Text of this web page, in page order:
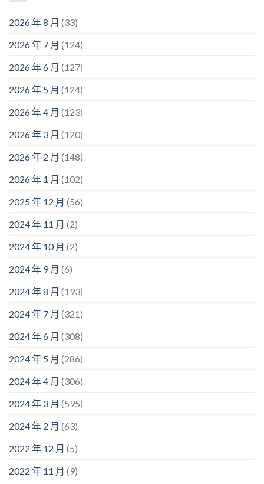
2026 年 8 月 (33)
2026 年 7 月 (124)
2026 年 6 月 (127)
2026 年 5 月 (124)
2026 年 4 月 (123)
2026 年 3 月 (120)
2026 年 2 月 (148)
2026 年 1 月 (102)
2025 年 12 月 (56)
2024 年 11 月 (2)
2024 年 10 月 (2)
2024 年 9 月 (6)
2024 年 8 月 (193)
2024 年 7 月 (321)
2024 年 6 月 (308)
2024 年 5 月 (286)
2024 年 4 月 (306)
2024 年 3 月 (595)
2024 年 2 月 (63)
2022 年 12 月 (5)
2022 年 11 月 (9)